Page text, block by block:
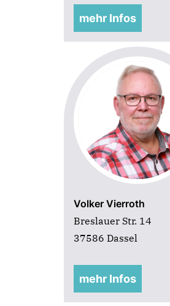
mehr Infos
Volker Vierroth
Breslauer Str. 14
37586 Dassel
mehr Infos